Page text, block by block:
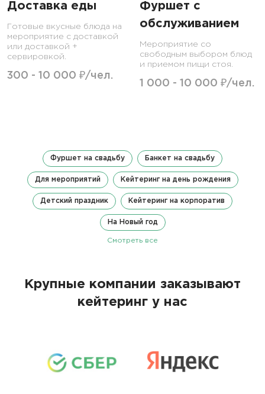
Доставка еды
Готовые вкусные блюда на
мероприятие с доставкой
или доставкой +
сервировкой.
300 - 10 000 ₽/чел.
Фуршет с
обслуживанием
Мероприятие со
свободным выбором блюд
и приемом пищи стоя.
1 000 - 10 000 ₽/чел.
Фуршет на свадьбу Банкет на свадьбу
Для мероприятий Кейтеринг на день рождения
Детский праздник Кейтеринг на корпоратив
На Новый год
Смотреть все
Крупные компании заказывают
кейтеринг у нас